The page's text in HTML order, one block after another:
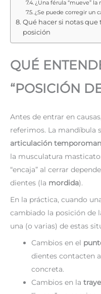
¿Una férula “mueve” la
¿Se puede corregir un
Qué hacer si notas
posición
QUÉ
“POSICIÓN
Antes de entrar en
referimos. La mandíbula
articulación
la musculatura
“encaja” al cerrar
dientes (la mordida).
En la práctica, cuando
cambiado la posición de
una (o varias) de estas
Cambios en el
dientes contacten
concreta.
Cambios en la